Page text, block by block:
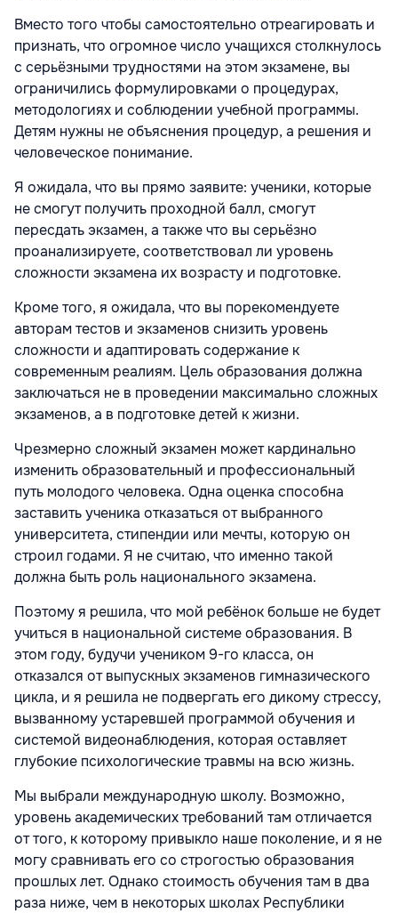
Вместо того чтобы самостоятельно отреагировать и
признать, что огромное число учащихся столкнулось
с серьёзными трудностями на этом экзамене, вы
ограничились формулировками о процедурах,
методологиях и соблюдении учебной программы.
Детям нужны не объяснения процедур, а решения и
человеческое понимание.
Я ожидала, что вы прямо заявите: ученики, которые
не смогут получить проходной балл, смогут
пересдать экзамен, а также что вы серьёзно
проанализируете, соответствовал ли уровень
сложности экзамена их возрасту и подготовке.
Кроме того, я ожидала, что вы порекомендуете
авторам тестов и экзаменов снизить уровень
сложности и адаптировать содержание к
современным реалиям. Цель образования должна
заключаться не в проведении максимально сложных
экзаменов, а в подготовке детей к жизни.
Чрезмерно сложный экзамен может кардинально
изменить образовательный и профессиональный
путь молодого человека. Одна оценка способна
заставить ученика отказаться от выбранного
университета, стипендии или мечты, которую он
строил годами. Я не считаю, что именно такой
должна быть роль национального экзамена.
Поэтому я решила, что мой ребёнок больше не будет
учиться в национальной системе образования. В
этом году, будучи учеником 9-го класса, он
отказался от выпускных экзаменов гимназического
цикла, и я решила не подвергать его дикому стрессу,
вызванному устаревшей программой обучения и
системой видеонаблюдения, которая оставляет
глубокие психологические травмы на всю жизнь.
Мы выбрали международную школу. Возможно,
уровень академических требований там отличается
от того, к которому привыкло наше поколение, и я не
могу сравнивать его со строгостью образования
прошлых лет. Однако стоимость обучения там в два
раза ниже, чем в некоторых школах Республики